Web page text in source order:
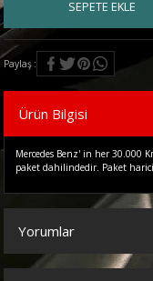
SEPETE EKLE
Paylaş
Ürün Bilgisi
Mercedes Benz' in her 30.000
paket dahilindedir. Paket
Yorumlar